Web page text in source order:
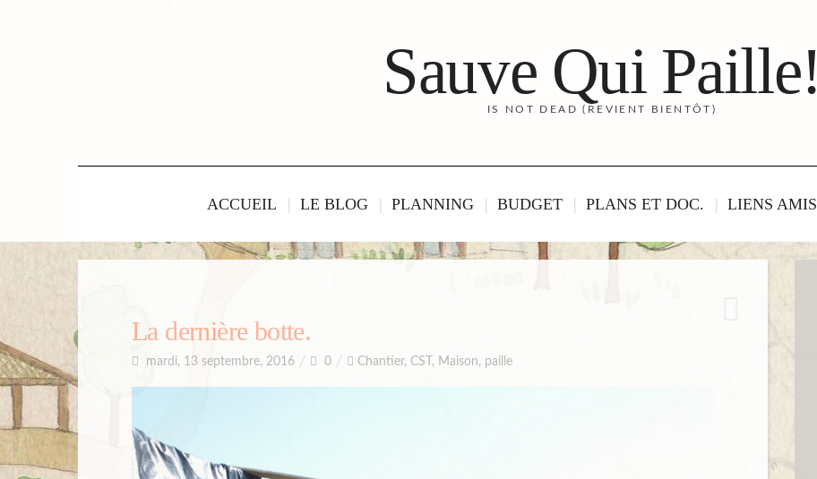
Sauve Qui Paille!
IS NOT DEAD (REVIENT BIENTÔT)
ACCUEIL LE BLOG PLANNING BUDGET PLANS ET DOC. LIENS AMIS
La dernière botte.
mardi, 13 septembre, 2016 0 Chantier, CST , Maison, paille